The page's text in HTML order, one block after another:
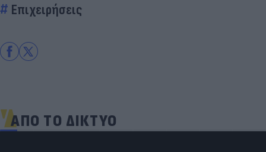
Επιχειρήσεις
ΑΠΟ ΤΟ ΔΙΚΤΥΟ